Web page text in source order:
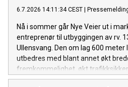
6.7.2026 14:11:34 CEST
Nå i sommer går Nye Veier ut i
entreprenør til utbyggingen av rv.
Ullensvang. Den om lag 600 meter
utbedres med blant annet økt
fremkommelighet, økt
skred.